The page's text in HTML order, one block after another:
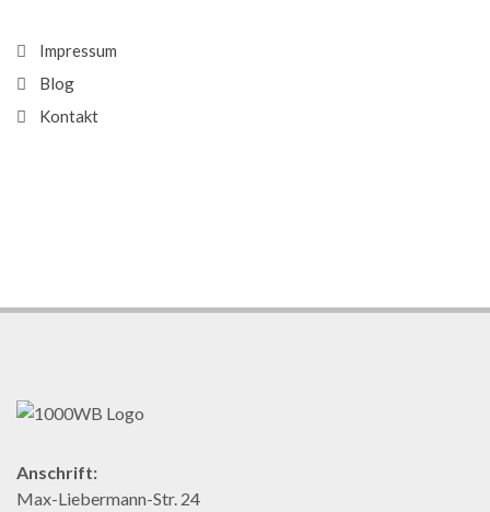
Impressum
Blog
Kontakt
Anschrift:
Max-Liebermann-Str. 24